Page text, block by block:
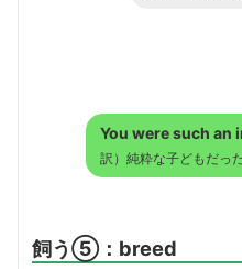
You were such an
訳）純粋な子どもだっ
飼う⑤：breed